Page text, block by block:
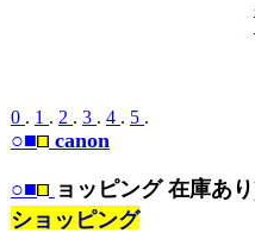
0 . 1 . 2 . 3 . 4 . 5 .
○■ canon
○■ ョッピング 在庫あ
ショッピング